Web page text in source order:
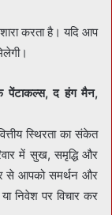
करता है। यदि आप
पेंटाकल्स, द हंग मैन,
स्थिरता का संकेत
में सुख, समृद्धि और
से आपको समर्थन और
निवेश पर विचार कर